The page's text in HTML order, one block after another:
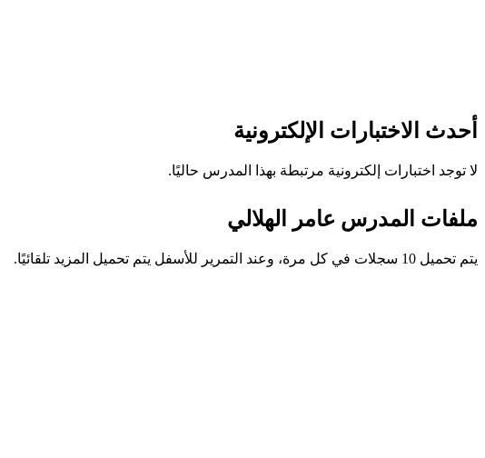
أحدث الاختبارات الإلكترونية
لا توجد اختبارات إلكترونية مرتبطة بهذا المدرس حاليًا.
ملفات المدرس عامر الهلالي
يتم تحميل 10 سجلات في كل مرة، وعند التمرير للأسفل يتم تحميل المزيد تلقائيًا.